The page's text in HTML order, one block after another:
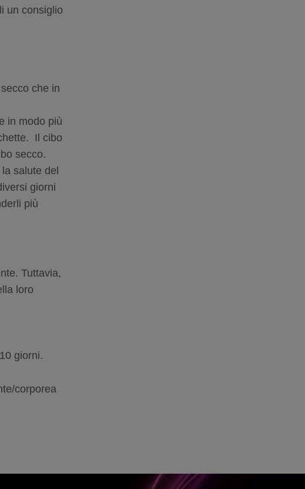
un consiglio
che in
in modo più
Il cibo
secco.
salute del
giorni
più
Tuttavia,
loro
giorni.
corporea